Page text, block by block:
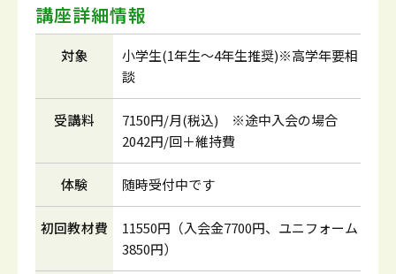
講座詳細情報
対象
小学生(1年生～4年生推奨)※高学年要相
談
受講料
7150円/月(税込) ※途中入会の場合
2042円/回＋維持費
体験 随時受付中です
初回教材費
11550円（入会金7700円、ユニフォーム
3850円）